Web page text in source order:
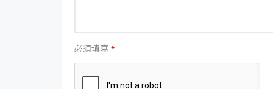
必須填寫 *